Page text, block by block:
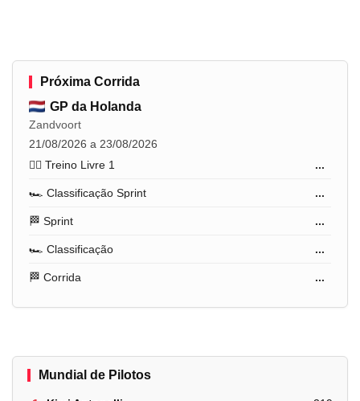
Próxima Corrida
GP da Holanda
Zandvoort
21/08/2026 a 23/08/2026
🏋️‍♂️ Treino Livre 1
...
🏎️ Classificação Sprint ...
🏁 Sprint ...
🏎️ Classificação ...
🏁 Corrida ...
Mundial de Pilotos